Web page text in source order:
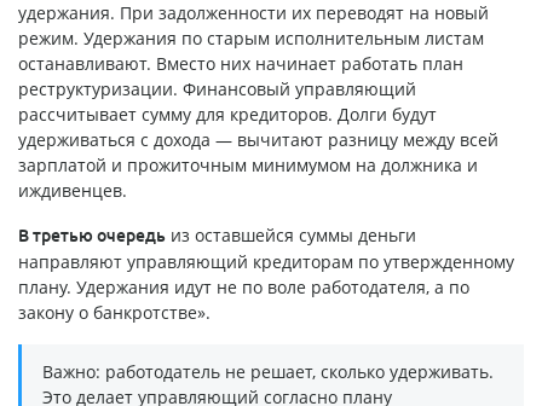
удержания. При задолженности их переводят на новый
режим. Удержания по старым исполнительным листам
останавливают. Вместо них начинает работать план
реструктуризации. Финансовый управляющий
рассчитывает сумму для кредиторов. Долги будут
удерживаться с дохода — вычитают разницу между всей
зарплатой и прожиточным минимумом на должника и
иждивенцев.
В третью очередь из оставшейся суммы деньги
направляют управляющий кредиторам по утвержденному
плану. Удержания идут не по воле работодателя, а по
закону о банкротстве».
Важно: работодатель не решает, сколько удерживать.
Это делает управляющий согласно плану